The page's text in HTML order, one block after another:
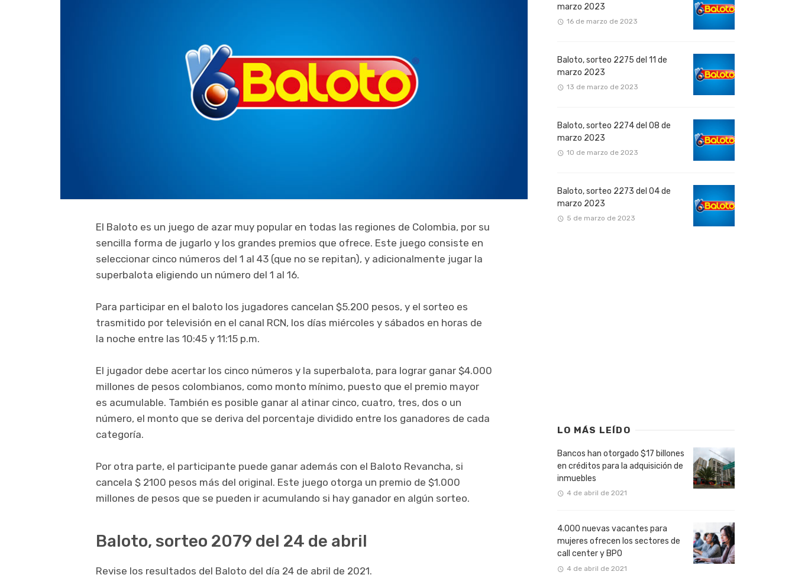
El Baloto es un juego de azar muy popular en todas las regiones de Colombia, por su
sencilla forma de jugarlo y los grandes premios que ofrece. Este juego consiste en
seleccionar cinco números del 1 al 43 (que no se repitan), y adicionalmente jugar la
superbalota eligiendo un número del 1 al 16.
Para participar en el baloto los jugadores cancelan $5.200 pesos, y el sorteo es
trasmitido por televisión en el canal RCN, los días miércoles y sábados en horas de
la noche entre las 10:45 y 11:15 p.m.
El jugador debe acertar los cinco números y la superbalota, para lograr ganar $4.000
millones de pesos colombianos, como monto mínimo, puesto que el premio mayor
es acumulable. También es posible ganar al atinar cinco, cuatro, tres, dos o un
número, el monto que se deriva del porcentaje dividido entre los ganadores de cada
categoría.
Por otra parte, el participante puede ganar además con el Baloto Revancha, si
cancela $ 2100 pesos más del original. Este juego otorga un premio de $1.000
millones de pesos que se pueden ir acumulando si hay ganador en algún sorteo.
Baloto, sorteo 2079 del 24 de abril
Revise los resultados del Baloto del día 24 de abril de 2021.
marzo 2023
16 de marzo de 2023
Baloto, sorteo 2275 del 11 de
marzo 2023
13 de marzo de 2023
Baloto, sorteo 2274 del 08 de
marzo 2023
10 de marzo de 2023
Baloto, sorteo 2273 del 04 de
marzo 2023
5 de marzo de 2023
LO MÁS LEÍDO
Bancos han otorgado $17 billones
en créditos para la adquisición de
inmuebles
4 de abril de 2021
4.000 nuevas vacantes para
mujeres ofrecen los sectores de
call center y BPO
4 de abril de 2021